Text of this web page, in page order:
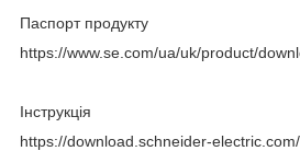
Паспорт продукту
https://www.se.com/ua/uk/product/
Інструкція
https://download.schneider-